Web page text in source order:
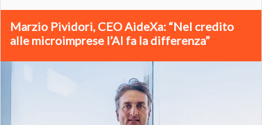
Marzio Pividori, CEO AideXa: “Nel credito
alle microimprese l’AI fa la differenza”